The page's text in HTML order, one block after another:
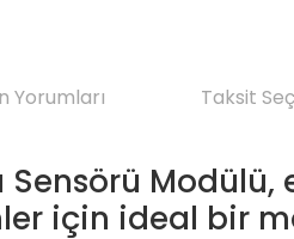
Yorumları Taksit
Sensörü
için ideal bir